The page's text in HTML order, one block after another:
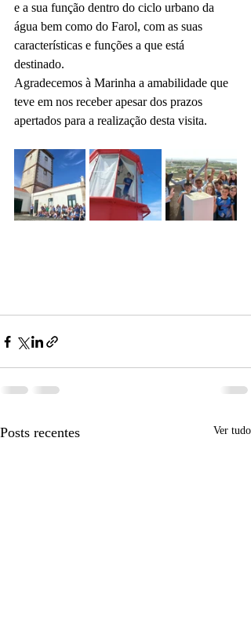
e a sua função dentro do ciclo urbano da
água bem como do Farol, com as suas
características e funções a que está
destinado.
Agradecemos à Marinha a amabilidade que
teve em nos receber apesar dos prazos
apertados para a realização desta visita.
Posts recentes Ver tudo